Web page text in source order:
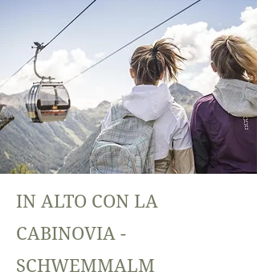
IN ALTO CON LA
CABINOVIA -
SCHWEMMALM